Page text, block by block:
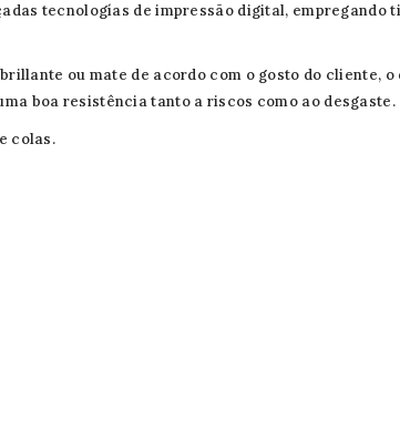
tecnologías de impressão digital, empregando
ou mate de acordo com o gosto do cliente, o
boa resistência tanto a riscos como ao desgaste.
colas.